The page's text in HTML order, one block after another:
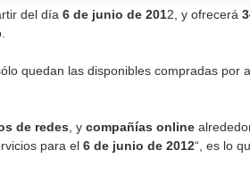
del día 6 de junio de 2012, y ofrecerá
quedan las disponibles compradas por
de redes , y compañías online
para el 6 de junio de 2012“, es lo